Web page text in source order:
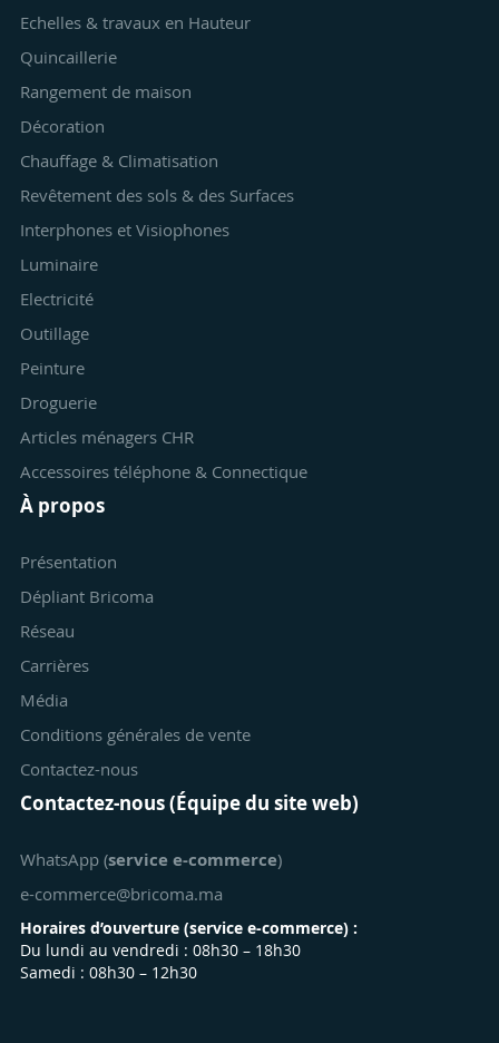
Echelles & travaux en Hauteur
Quincaillerie
Rangement de maison
Décoration
Chauffage & Climatisation
Revêtement des sols & des Surfaces
Interphones et Visiophones
Luminaire
Electricité
Outillage
Peinture
Droguerie
Articles ménagers CHR
Accessoires téléphone & Connectique
À propos
Présentation
Dépliant Bricoma
Réseau
Carrières
Média
Conditions générales de vente
Contactez-nous
Contactez-nous (Équipe du site web)
WhatsApp (service e-commerce)
e-commerce@bricoma.ma
Horaires d’ouverture (service e-commerce) :
Du lundi au vendredi : 08h30 – 18h30
Samedi : 08h30 – 12h30